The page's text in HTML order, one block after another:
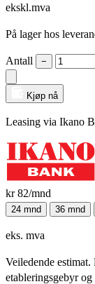
ekskl.mva
På lager hos
Antall −
Kjøp nå
Leasing via Ikano
kr 82/mnd
24 mnd 36 mnd
eks. mva
Veiledende
etableringsgebyr